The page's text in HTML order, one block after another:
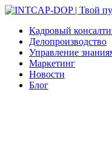
Кадровый
Делопроизводство
Управление
Маркетинг
Новости
Блог